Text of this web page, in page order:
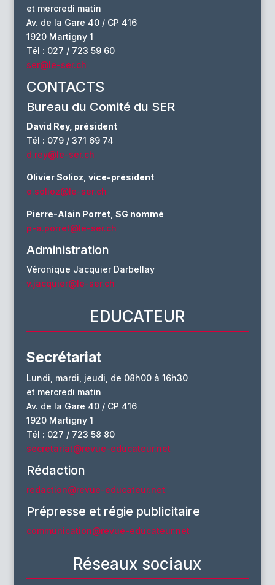
et mercredi matin
Av. de la Gare 40 / CP 416
1920 Martigny 1
Tél : 027 / 723 59 60
ser@le-ser.ch
CONTACTS
Bureau du Comité du SER
David Rey, président
Tél : 079 / 371 69 74
d.rey@le-ser.ch
Olivier Solioz, vice-président
o.solioz@le-ser.ch
Pierre-Alain Porret, SG nommé
p-a.porret@le-ser.ch
Administration
Véronique Jacquier Darbellay
v.jacquier@le-ser.ch
EDUCATEUR
Secrétariat
Lundi, mardi, jeudi, de 08h00 à 16h30
et mercredi matin
Av. de la Gare 40 / CP 416
1920 Martigny 1
Tél : 027 / 723 58 80
secretariat@revue-educateur.net
Rédaction
redaction@revue-educateur.net
Prépresse et régie publicitaire
communication@revue-educateur.net
Réseaux sociaux